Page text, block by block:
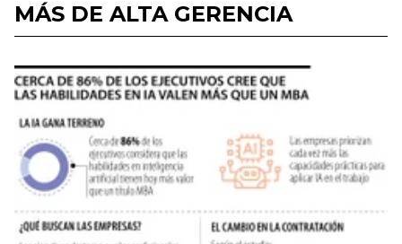
MÁS DE ALTA GERENCIA